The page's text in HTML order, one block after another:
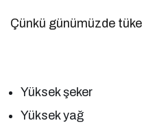
Çünkü günümüzde
Yüksek şeker
Yüksek yağ